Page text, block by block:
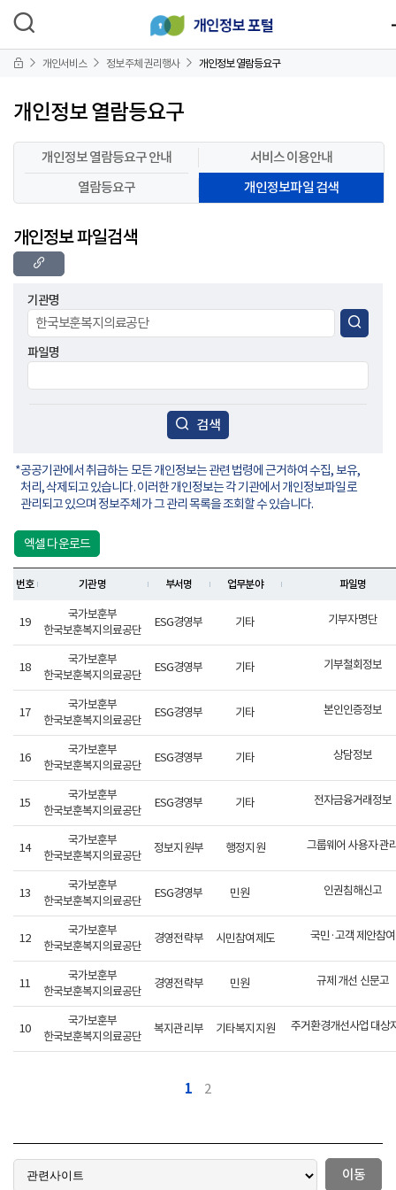
개인서비스 정보주체 권리행사 개인정보 열람등요구
개인정보 열람등요구
개인정보 열람등요구 안내
서비스 이용안내
열람등요구
개인정보파일 검색
개인정보 파일검색
기관명
파일명
검색
공공기관에서 취급하는 모든 개인정보는 관련 법령에 근거하여 수집, 보유,
처리, 삭제되고 있습니다. 이러한 개인정보는 각 기관에서 개인정보파일로
관리되고 있으며 정보주체가 그 관리 목록을 조회할 수 있습니다.
엑셀 다운로드
번호 기관명 부서명 업무분야 파일명
19
국가보훈부
한국보훈복지의료공단
ESG경영부 기타 기부자명단
18
국가보훈부
한국보훈복지의료공단
ESG경영부 기타 기부철회정보
17
국가보훈부
한국보훈복지의료공단
ESG경영부 기타 본인인증정보
16
국가보훈부
한국보훈복지의료공단
ESG경영부 기타 상담정보
15
국가보훈부
한국보훈복지의료공단
ESG경영부 기타 전자금융거래정보
14
국가보훈부
한국보훈복지의료공단
정보지원부 행정지원 그룹웨어 사용자 관
13
국가보훈부
한국보훈복지의료공단
ESG경영부 민원 인권침해신고
12
국가보훈부
한국보훈복지의료공단
경영전략부 시민참여제도 국민·고객 제안참여
11
국가보훈부
한국보훈복지의료공단
경영전략부 민원 규제 개선 신문고
10
국가보훈부
한국보훈복지의료공단
복지관리부 기타복지지원
1 2
이동